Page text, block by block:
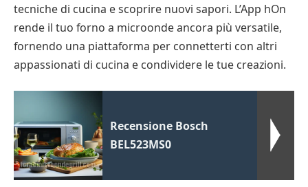
tecniche di cucina e scoprire nuovi sapori. L’App hOn
rende il tuo forno a microonde ancora più versatile,
fornendo una piattaforma per connetterti con altri
appassionati di cucina e condividere le tue creazioni.
Recensione Bosch
BEL523MS0